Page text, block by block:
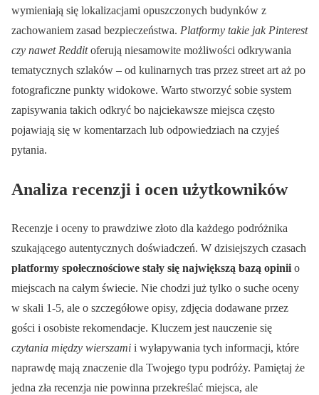
wymieniają się lokalizacjami opuszczonych budynków z
zachowaniem zasad bezpieczeństwa. Platformy takie jak Pinterest
czy nawet Redditoferują niesamowite możliwości odkrywania
tematycznych szlaków – od kulinarnych tras przez street art aż po
fotograficzne punkty widokowe. Warto stworzyć sobie system
zapisywania takich odkryć bo najciekawsze miejsca często
pojawiają się w komentarzach lub odpowiedziach na czyjeś
pytania.
Analiza recenzji i ocen użytkowników
Recenzje i oceny to prawdziwe złoto dla każdego podróżnika
szukającego autentycznych doświadczeń. W dzisiejszych czasach
platformy społecznościowe stały się największą bazą opinii o
miejscach na całym świecie. Nie chodzi już tylko o suche oceny
w skali 1-5, ale o szczegółowe opisy, zdjęcia dodawane przez
gości i osobiste rekomendacje. Kluczem jest nauczenie się
czytania między wierszami i wyłapywania tych informacji, które
naprawdę mają znaczenie dla Twojego typu podróży. Pamiętaj że
jedna zła recenzja nie powinna przekreślać miejsca, ale